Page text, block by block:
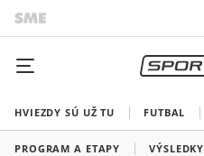
HVIEZDY SÚ UŽ TU FUTBAL
PROGRAM A ETAPY VÝSLEDKY